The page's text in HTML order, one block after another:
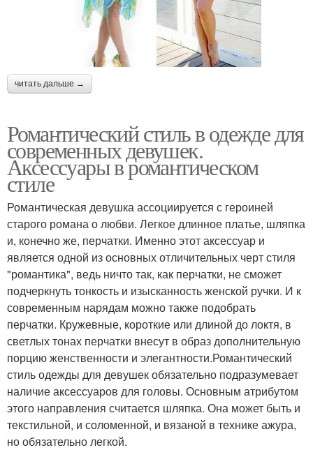
читать дальше →
Романтический стиль в одежде для
современных девушек.
Аксессуары в романтическом
стиле
Романтическая девушка ассоциируется с героиней
старого романа о любви. Легкое длинное платье, шляпка
и, конечно же, перчатки. Именно этот аксессуар и
является одной из основных отличительных черт стиля
"романтика", ведь ничто так, как перчатки, не сможет
подчеркнуть тонкость и изысканность женской ручки. И к
современным нарядам можно также подобрать
перчатки. Кружевные, короткие или длиной до локтя, в
светлых тонах перчатки внесут в образ дополнительную
порцию женственности и элегантности.Романтический
стиль одежды для девушек обязательно подразумевает
наличие аксессуаров для головы. Основным атрибутом
этого направления считается шляпка. Она может быть и
текстильной, и соломенной, и вязаной в технике ажура,
но обязательно легкой.